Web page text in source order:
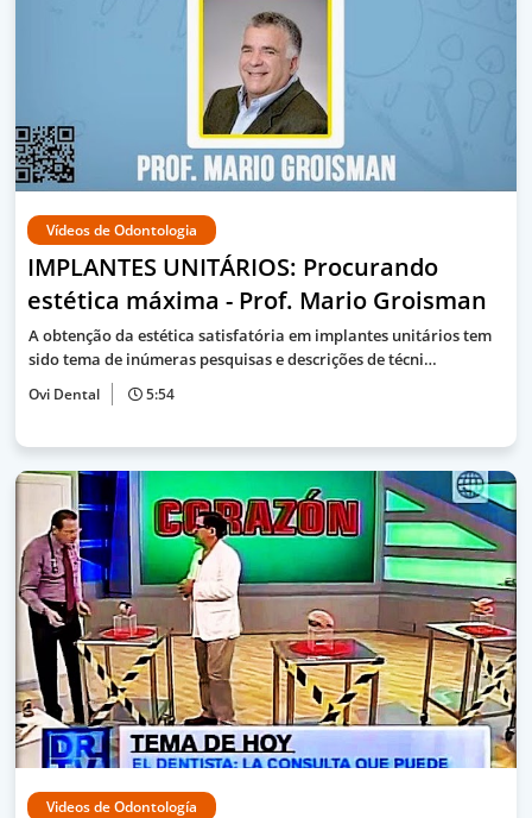
Vídeos de Odontologia
IMPLANTES UNITÁRIOS: Procurando
estética máxima - Prof. Mario Groisman
A obtenção da estética satisfatória em implantes unitários tem
sido tema de inúmeras pesquisas e descrições de técni…
Ovi Dental 5:54
Videos de Odontología